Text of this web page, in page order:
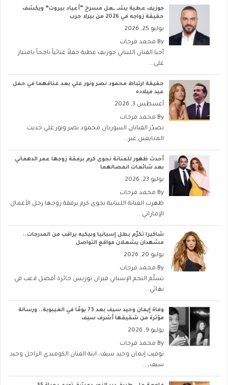
جوزيف عطية يشــ ــعل مسرح “أعياد بيروت” ويكشف
حقيقة زواجه في 2026 من بيرلا حرب
يوليو 25, 2026
By محمد فرحات
أحيا الفنان اللبناني جوزيف عطية حفلاً غنائياً ناجحاً بامتياز
على...
حقيقة ارتباط محمود نصر ونور علي بعد عناقهما في حفل
عيد ميلاده
أغسطس 3, 2026
By محمد فرحات
تصدّر الفنانان السوريان محمود نصر ونور علي حديث
المتابعين عبر...
أحدث ظهور للفنانة نجوى كرم برفقة زوجها عمر الدهماني
بعد شائعات انفصالهما
يوليو 23, 2026
By محمد فرحات
ظهرت الفنانة اللبنانية نجوى كرم برفقة زوجها رجل الأعمال
الإماراتي...
شاكيرا تكرّم بطل إسبانيا وبيكيه يراقب من المدرجات..
مشهدان يشعلان مواقع التواصل
يوليو 20, 2026
By محمد فرحات
تسلّم النجم الإسباني فيران توريس جائزة أفضل لاعب في
نهائي...
وفاة إيمان وحيد سيف بعد 73 يومًا في الغيبوبة.. ورسالة
مؤثرة من شقيقها أشرف سيف
يوليو 9, 2026
By محمد فرحات
توفيت إيمان وحيد سيف، ابنة الفنان الكوميدي الراحل وحيد
سيف،...